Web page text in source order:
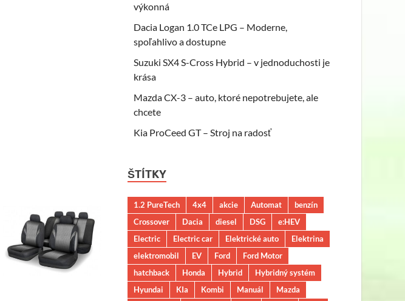
výkonná
Dacia Logan 1.0 TCe LPG – Moderne,
spoľahlivo a dostupne
Suzuki SX4 S-Cross Hybrid – v jednoduchosti je
krása
Mazda CX-3 – auto, ktoré nepotrebujete, ale
chcete
Kia ProCeed GT – Stroj na radosť
ŠTÍTKY
1.2 PureTech 4x4 akcie Automat
benzín
Crossover
Dacia diesel DSG
e:HEV
Electric
Electric car Elektrické auto
Elektrina
elektromobil
EV Ford
Ford Motor
hatchback
Honda Hybrid
Hybridný systém
Hyundai
KIa Kombi Manuál
Mazda